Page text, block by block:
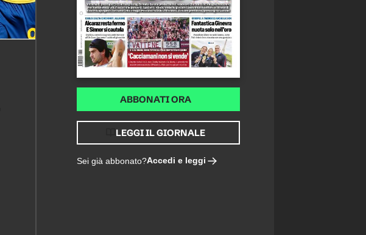
ABBONATI ORA
LEGGI IL GIORNALE
Sei già abbonato?Accedi e leggi